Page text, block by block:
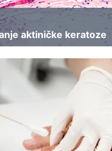
aktiničke keratoze